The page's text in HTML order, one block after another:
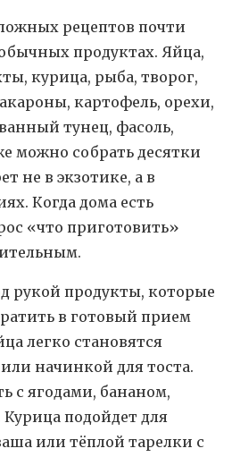
рецептов почти
продуктах. Яйца,
курица, рыба, творог,
картофель, орехи,
тунец, фасоль,
можно собрать десятки
не в экзотике, а в
Когда дома есть
«что приготовить»
рукой продукты, которые
в готовый прием
легко становятся
начинкой для тоста.
с ягодами, бананом,
подойдет для
или тёплой тарелки с